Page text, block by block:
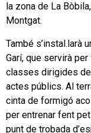
la zona de La
Montgat.
També s’instal.larà
Garí, que servirà
classes dirigides
actes públics. Al
cinta de formigó
per entrenar fent
punt de trobada